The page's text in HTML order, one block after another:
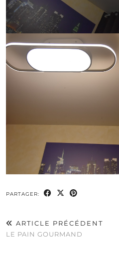
PARTAGER:
ARTICLE PRÉCÉDENT
LE PAIN GOURMAND